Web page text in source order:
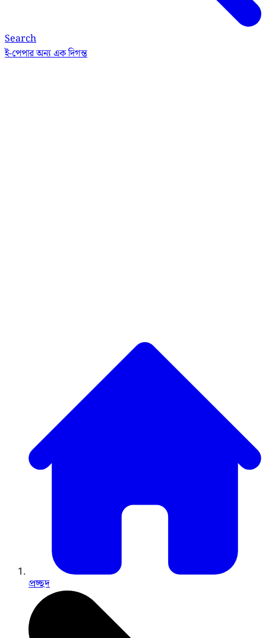
Search
ই-পেপারঅন্য এক দিগন্ত
প্রচ্ছদ